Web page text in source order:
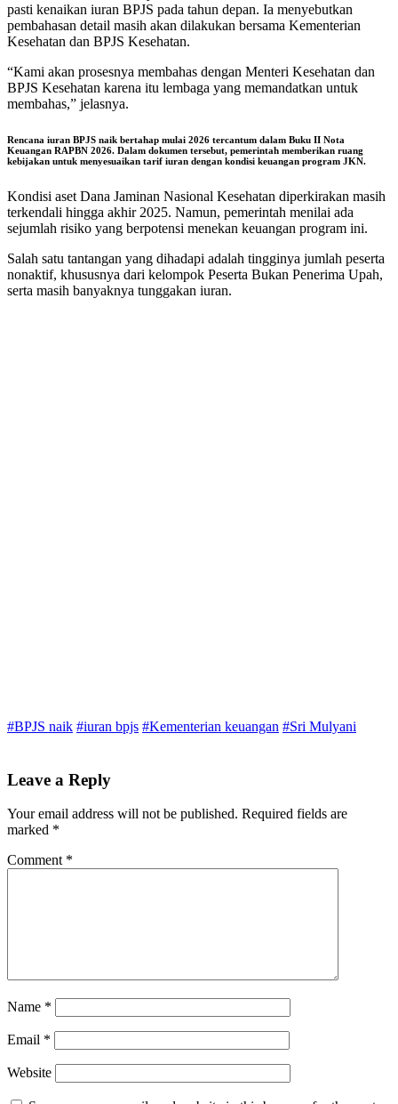
pasti kenaikan iuran BPJS pada tahun depan. Ia menyebutkan
pembahasan detail masih akan dilakukan bersama Kementerian
Kesehatan dan BPJS Kesehatan.
“Kami akan prosesnya membahas dengan Menteri Kesehatan dan
BPJS Kesehatan karena itu lembaga yang memandatkan untuk
membahas,” jelasnya.
Rencana iuran BPJS naik bertahap mulai 2026 tercantum dalam Buku II Nota
Keuangan RAPBN 2026. Dalam dokumen tersebut, pemerintah memberikan ruang
kebijakan untuk menyesuaikan tarif iuran dengan kondisi keuangan program JKN.
Kondisi aset Dana Jaminan Nasional Kesehatan diperkirakan masih
terkendali hingga akhir 2025. Namun, pemerintah menilai ada
sejumlah risiko yang berpotensi menekan keuangan program ini.
Salah satu tantangan yang dihadapi adalah tingginya jumlah peserta
nonaktif, khususnya dari kelompok Peserta Bukan Penerima Upah,
serta masih banyaknya tunggakan iuran.
#BPJS naik #iuran bpjs #Kementerian keuangan #Sri Mulyani
Leave a Reply
Your email address will not be published. Required fields are
marked *
Comment *
Name *
Email *
Website